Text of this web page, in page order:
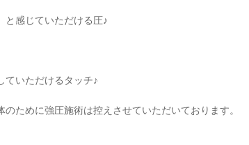
と感じていただける圧♪
ていただけるタッチ♪
ために強圧施術は控えさせていただいております。